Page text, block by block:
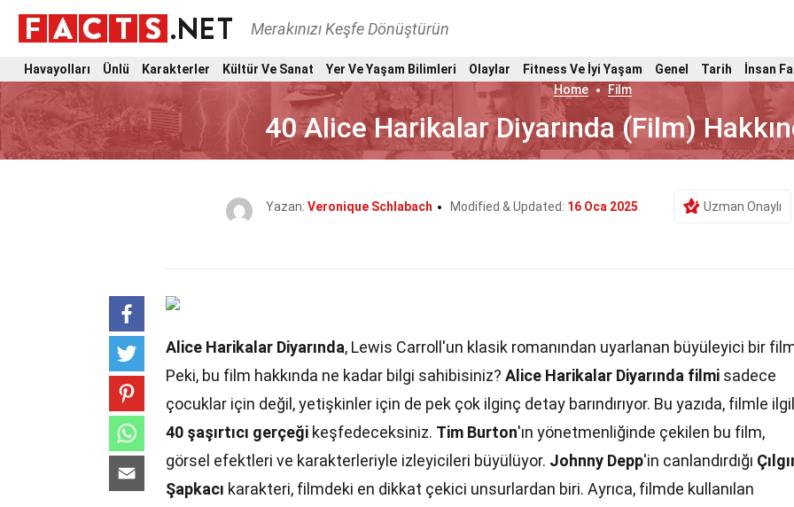
Merakınızı Keşfe Dönüştürün
Havayolları Ünlü Karakterler Kültür Ve Sanat Yer Ve Yaşam Bilimleri Olaylar Fitness Ve İyi Yaşam Genel Tarih
İnsan
Home
Film
40 Alice Harikalar Diyarında (Film)
Yazan: Veronique Schlabach Modified & Updated: 16 Oca 2025 Uzman Onaylı
Alice Harikalar Diyarında, Lewis Carroll'un klasik romanından uyarlanan büyüleyici bir
Peki, bu film hakkında ne kadar bilgi sahibisiniz? Alice Harikalar Diyarında filmi sadece
çocuklar için değil, yetişkinler için de pek çok ilginç detay barındırıyor. Bu yazıda, filmle
40 şaşırtıcı gerçeği keşfedeceksiniz. Tim Burton'ın yönetmenliğinde çekilen bu film,
görsel efektleri ve karakterleriyle izleyicileri büyülüyor. Johnny Depp'in canlandırdığı
Şapkacı karakteri, filmdeki en dikkat çekici unsurlardan biri. Ayrıca, filmde kullanılan